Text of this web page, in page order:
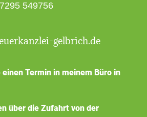
549756
gelbrich.de
Termin in meinem Büro in
über die Zufahrt von der